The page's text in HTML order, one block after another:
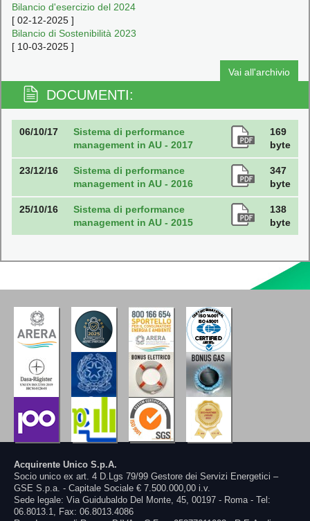
Bilancio d'esercizio del 2024
[ 02-12-2025 ]
Bilancio di Sostenibilità 2023
[ 10-03-2025 ]
Vai all'archivio
DOCUMENTI:
06/10/17
Sistema di performance
management in AU - 2017
169
byte
23/12/16
Sistema di performance
management in AU - 2016
347
byte
25/10/16
Sistema di performance
management in AU - 2015
138
byte
Acquirente Unico S.p.A.
Socio unico ex art. 4 D.Lgs 79/99 Gestore dei Servizi Energetici –
GSE S.p.a. - Capitale Sociale € 7.500.000,00 i.v.
Sede legale: Via Guidubaldo Del Monte, 45, 00197 - Roma - Tel:
06.8013.1, Fax: 06.8013.4086